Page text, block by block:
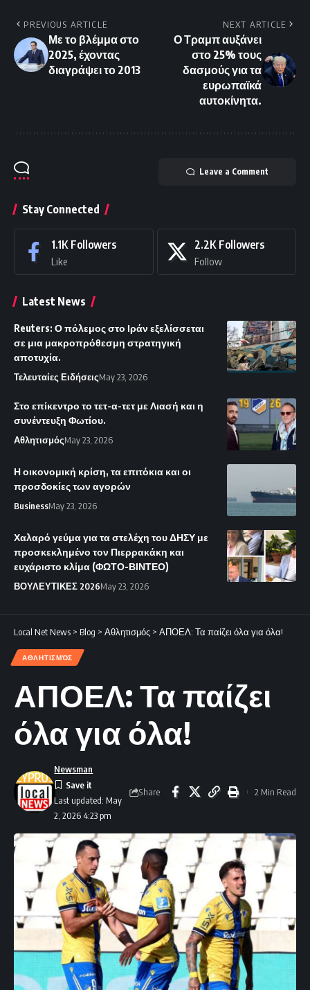
PREVIOUS ARTICLE
Με το βλέμμα στο
2025, έχοντας
διαγράψει το 2013
NEXT ARTICLE
Ο Τραμπ αυξάνει
στο 25% τους
δασμούς για τα
ευρωπαϊκά
αυτοκίνητα.
Leave a Comment
Stay Connected
1.1K Followers
Like
2.2K Followers
Follow
Latest News
Reuters: Ο πόλεμος στο Ιράν εξελίσσεται
σε μια μακροπρόθεσμη στρατηγική
αποτυχία.
Τελευταίες ΕιδήσειςMay 23, 2026
Στο επίκεντρο το τετ-α-τετ με Λιασή και η
συνέντευξη Φωτίου.
ΑθλητισμόςMay 23, 2026
Η οικονομική κρίση, τα επιτόκια και οι
προσδοκίες των αγορών
BusinessMay 23, 2026
Χαλαρό γεύμα για τα στελέχη του ΔΗΣΥ με
προσκεκλημένο τον Πιερρακάκη και
ευχάριστο κλίμα (ΦΩΤΟ-ΒΙΝΤΕΟ)
ΒΟΥΛΕΥΤΙΚΕΣ 2026May 23, 2026
Local Net News > Blog > Αθλητισμός > ΑΠΟΕΛ: Τα παίζει όλα για όλα!
ΑΘΛΗΤΙΣΜΌΣ
ΑΠΟΕΛ: Τα παίζει
όλα για όλα!
Last updated: May
2, 2026 4:23 pm
Newsman
Share 2 Min Read